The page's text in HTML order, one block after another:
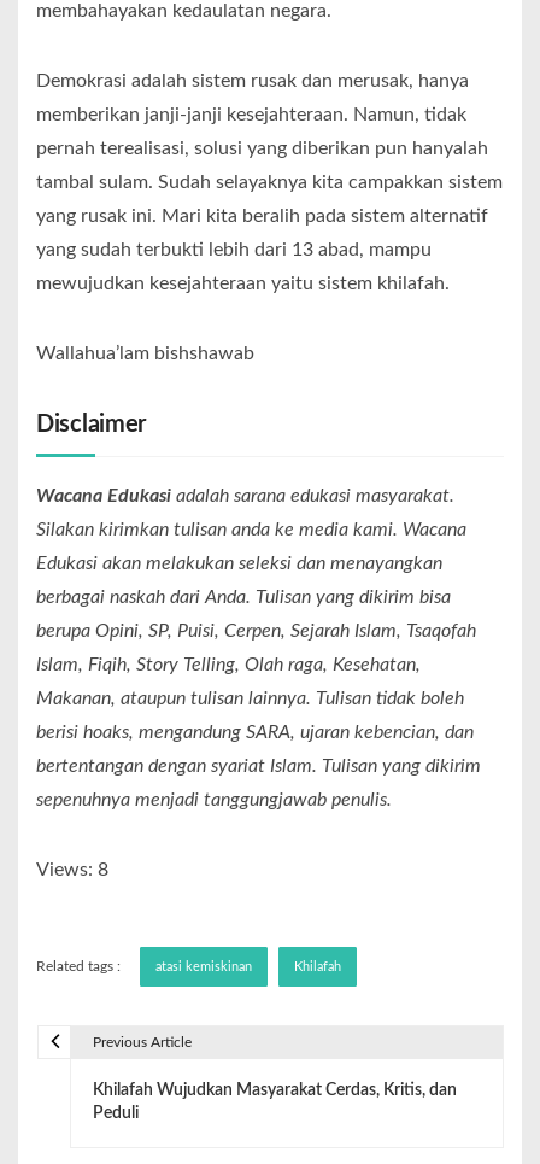
membahayakan kedaulatan negara.
Demokrasi adalah sistem rusak dan merusak, hanya
memberikan janji-janji kesejahteraan. Namun, tidak
pernah terealisasi, solusi yang diberikan pun hanyalah
tambal sulam. Sudah selayaknya kita campakkan sistem
yang rusak ini. Mari kita beralih pada sistem alternatif
yang sudah terbukti lebih dari 13 abad, mampu
mewujudkan kesejahteraan yaitu sistem khilafah.
Wallahua’lam bishshawab
Disclaimer
Wacana Edukasi adalah sarana edukasi masyarakat.
Silakan kirimkan tulisan anda ke media kami. Wacana
Edukasi akan melakukan seleksi dan menayangkan
berbagai naskah dari Anda. Tulisan yang dikirim bisa
berupa Opini, SP, Puisi, Cerpen, Sejarah Islam, Tsaqofah
Islam, Fiqih, Story Telling, Olah raga, Kesehatan,
Makanan, ataupun tulisan lainnya. Tulisan tidak boleh
berisi hoaks, mengandung SARA, ujaran kebencian, dan
bertentangan dengan syariat Islam. Tulisan yang dikirim
sepenuhnya menjadi tanggungjawab penulis.
Views: 8
Related tags : atasi kemiskinan Khilafah
Previous Article
Khilafah Wujudkan Masyarakat Cerdas, Kritis, dan
Peduli